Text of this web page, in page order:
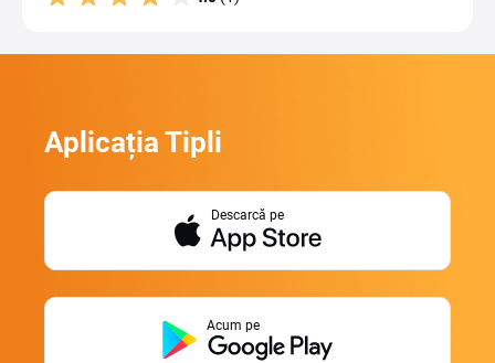
Aplicația Tipli
Descarcă pe
Acum pe